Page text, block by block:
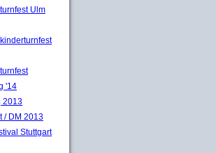
Ulm
'14
2013
/ DM 2013
Stuttgart